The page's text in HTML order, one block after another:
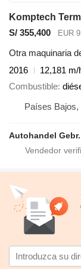
Komptech
S/ 355,400
EUR
Otra maquinaria
2016
12,181 m/
Combustible
Países Bajos,
Autohandel